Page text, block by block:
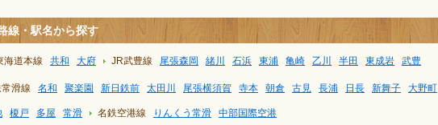
線・駅名から探す
海道本線 共和 大府 JR武豊線 尾張森岡 緒川 石浜 東浦 亀崎 乙川 半田 東成岩 武豊
滑線 名和 聚楽園 新日鉄前 太田川 尾張横須賀 寺本 朝倉 古見 長浦 日長 新舞子 大野町
榎戸 多屋 常滑 名鉄空港線 りんくう常滑 中部国際空港